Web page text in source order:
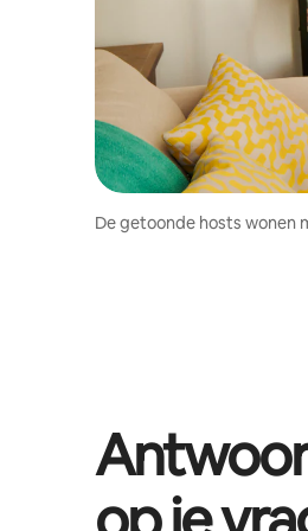
De getoonde hosts wonen